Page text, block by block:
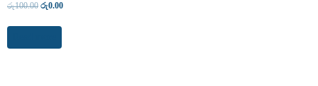
රු100.00 රු0.00